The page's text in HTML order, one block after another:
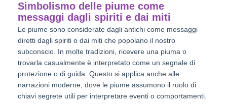
Simbolismo delle piume come
messaggi dagli spiriti e dai miti
Le piume sono considerate dagli antichi come messaggi
diretti dagli spiriti o dai miti che popolano il nostro
subconscio. In molte tradizioni, ricevere una piuma o
trovarla casualmente è interpretato come un segnale di
protezione o di guida. Questo si applica anche alle
narrazioni moderne, dove le piume assumono il ruolo di
chiavi segrete utili per interpretare eventi o comportamenti.